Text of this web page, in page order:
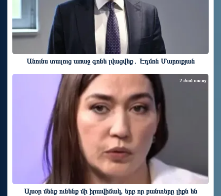
Անունս տալուց առաջ գոնե լվացվեք․ Էդմոն Մարուքյան
Այսօր մենք ունենք մի իրավիճակ, երբ որ բանտերը լիքն են
2 ժամ առաջ